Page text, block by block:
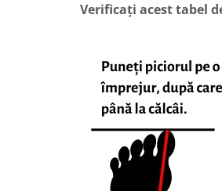
Verificați acest tabel